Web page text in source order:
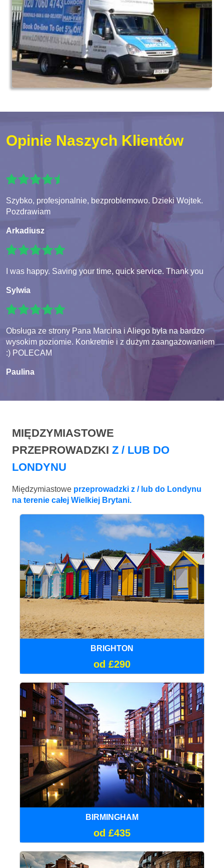
Opinie Naszych Klientów
Szybko, profesjonalnie, bezproblemowo. Dzieki Wojtek.
Pozdrawiam
Arkadiusz
I was happy. Saving your time, quick service. Thank you
Sylwia
Obsługa ze strony Pana Marcina i Aliego była na bardzo
wysokim poziomie. Konkretnie i z dużym zaangażowaniem
:) POLECAM
Paulina
MIĘDZYMIASTOWE
PRZEPROWADZKI Z / LUB DO
LONDYNU
Międzymiastowe przeprowadzki z / lub do Londynu
na terenie całej Wielkiej Brytani.
BRIGHTON
od £290
BIRMINGHAM
od £435